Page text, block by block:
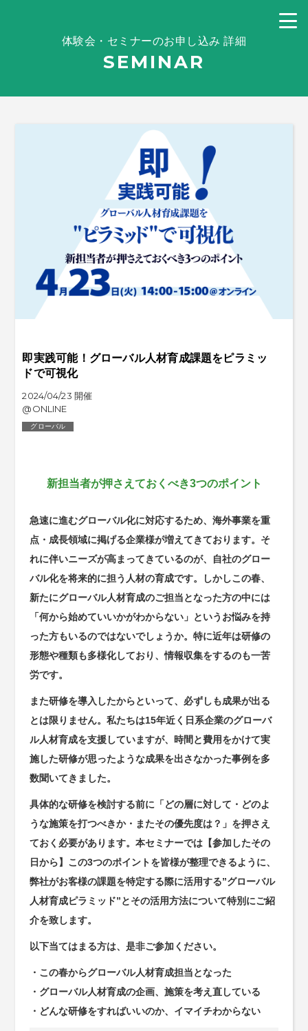
体験会・セミナーのお申し込み 詳細
SEMINAR
即実践可能！グローバル人材育成課題をピラミッ
ドで可視化
2024/04/23 開催
@ONLINE
グローバル
新担当者が押さえておくべき3つのポイント
急速に進むグローバル化に対応するため、海外事業を重
点・成長領域に掲げる企業様が増えてきております。そ
れに伴いニーズが高まってきているのが、自社のグロー
バル化を将来的に担う人材の育成です。しかしこの春、
新たにグローバル人材育成のご担当となった方の中には
「何から始めていいかがわからない」というお悩みを持
った方もいるのではないでしょうか。特に近年は研修の
形態や種類も多様化しており、情報収集をするのも一苦
労です。
また研修を導入したからといって、必ずしも成果が出る
とは限りません。私たちは15年近く日系企業のグローバ
ル人材育成を支援していますが、時間と費用をかけて実
施した研修が思ったような成果を出さなかった事例を多
数聞いてきました。
具体的な研修を検討する前に「どの層に対して・どのよ
うな施策を打つべきか・またその優先度は？」を押さえ
ておく必要があります。本セミナーでは【参加したその
日から】この3つのポイントを皆様が整理できるように、
弊社がお客様の課題を特定する際に活用する”グローバル
人材育成ピラミッド”とその活用方法について特別にご紹
介を致します。
以下当てはまる方は、是非ご参加ください。
・この春からグローバル人材育成担当となった
・グローバル人材育成の企画、施策を考え直している
・どんな研修をすればいいのか、イマイチわからない